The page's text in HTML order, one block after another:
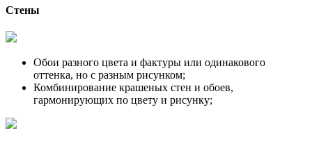
Стены
Обои разного цвета и фактуры или одинакового
оттенка, но с разным рисунком;
Комбинирование крашеных стен и обоев,
гармонирующих по цвету и рисунку;